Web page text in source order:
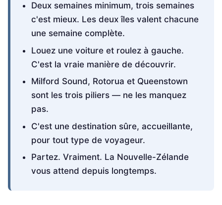
Deux semaines minimum, trois semaines
c'est mieux. Les deux îles valent chacune
une semaine complète.
Louez une voiture et roulez à gauche.
C'est la vraie manière de découvrir.
Milford Sound, Rotorua et Queenstown
sont les trois piliers — ne les manquez
pas.
C'est une destination sûre, accueillante,
pour tout type de voyageur.
Partez. Vraiment. La Nouvelle-Zélande
vous attend depuis longtemps.